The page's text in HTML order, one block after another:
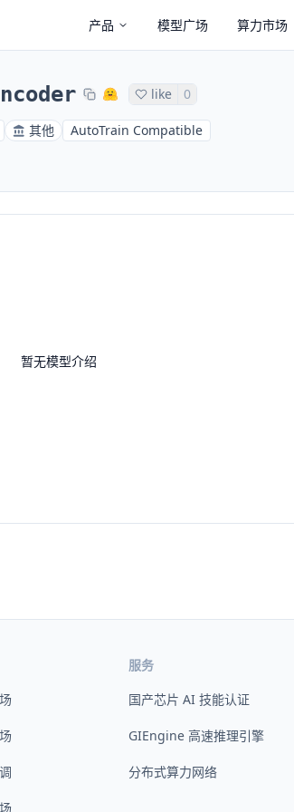
产品 模型广场 算力市场
like 0
其他 AutoTrain Compatible
暂无模型介绍
服务
国产芯片 AI 技能认证
GIEngine 高速推理引擎
分布式算力网络